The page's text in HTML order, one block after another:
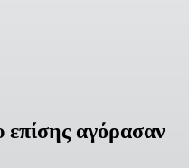
επίσης αγόρασαν